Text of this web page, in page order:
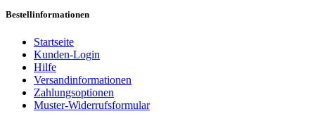
Bestellinformationen
Startseite
Kunden-Login
Hilfe
Versandinformationen
Zahlungsoptionen
Muster-Widerrufsformular